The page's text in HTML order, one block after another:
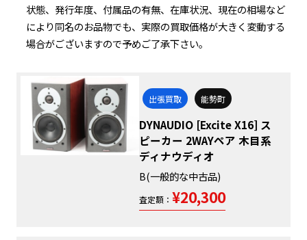
状態、発行年度、付属品の有無、在庫状況、現在の相場など
により同名のお品物でも、実際の買取価格が大きく変動する
場合がございますので予めご了承下さい。
出張買取 能勢町
DYNAUDIO [Excite X16] ス
ピーカー 2WAYペア 木目系
ディナウディオ
B(一般的な中古品)
査定額： ¥20,300